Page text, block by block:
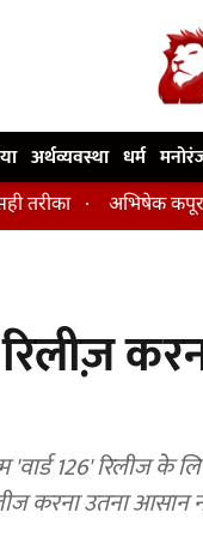
अर्थव्यवस्था धर्म
अभिषेक कपूर : पहले
126' रिलीज के
करना उतना आसान